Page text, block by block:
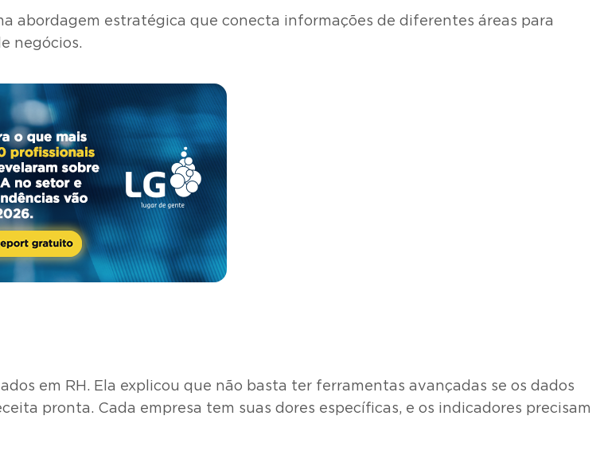
abordagem estratégica que conecta informações de diferentes áreas para
negócios.
em RH. Ela explicou que não basta ter ferramentas avançadas se os dados
pronta. Cada empresa tem suas dores específicas, e os indicadores precisam